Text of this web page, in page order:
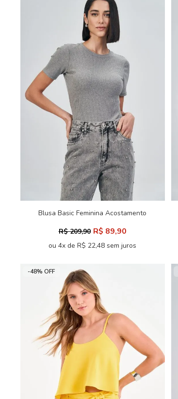
Blusa Basic Feminina Acostamento
R$ 209,90 R$ 89,90
ou 4x de R$ 22,48 sem juros
-48% OFF